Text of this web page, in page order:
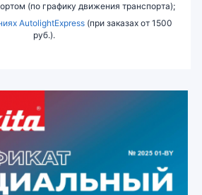
(по графику движения транспорта);
AutolightExpress(при заказах от 1500
руб.).